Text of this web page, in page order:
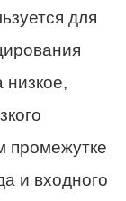
для
низкое,
промежутке
и входного